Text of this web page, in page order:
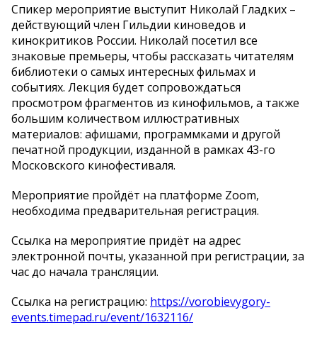
Спикер мероприятие выступит Николай Гладких –
действующий член Гильдии киноведов и
кинокритиков России. Николай посетил все
знаковые премьеры, чтобы рассказать читателям
библиотеки о самых интересных фильмах и
событиях. Лекция будет сопровождаться
просмотром фрагментов из кинофильмов, а также
большим количеством иллюстративных
материалов: афишами, программками и другой
печатной продукции, изданной в рамках 43-го
Московского кинофестиваля.
Мероприятие пройдёт на платформе Zoom,
необходима предварительная регистрация.
Ссылка на мероприятие придёт на адрес
электронной почты, указанной при регистрации, за
час до начала трансляции.
Ссылка на регистрацию: https://vorobievygory-
events.timepad.ru/event/1632116/